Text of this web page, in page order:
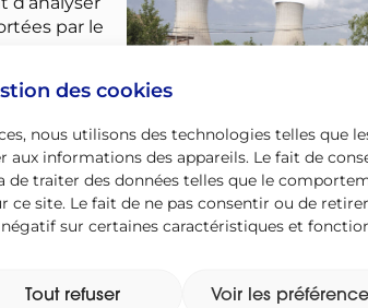
des cookies
nous utilisons des technologies telles que
aux informations des appareils. Le fait de
de traiter des données telles que le
ce site. Le fait de ne pas consentir ou de
sur certaines caractéristiques et
Tout refuser Voir les
par le
le lit des
dépôt
Prélèvements
du Tricastin.